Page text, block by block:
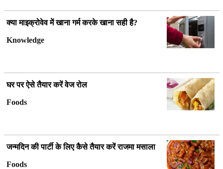
क्या माइक्रोवेव में खाना गर्म करके खाना सही है?
Knowledge
घर पर ऐसे तैयार करें वेज रोल
Foods
जन्मदिन की पार्टी के लिए कैसे तैयार करें राजमा मसाला
Foods